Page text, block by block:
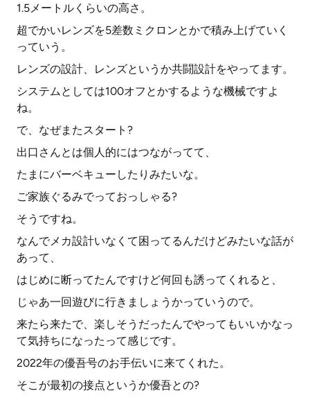
1.5メートルくらいの高さ。
超でかいレンズを5差数ミクロンとかで積み上げていく
っていう。
レンズの設計、レンズというか共闘設計をやってます。
システムとしては100オフとかするような機械ですよ
ね。
で、なぜまたスタート?
出口さんとは個人的にはつながってて、
たまにバーベキューしたりみたいな。
ご家族ぐるみでっておっしゃる?
そうですね。
なんでメカ設計いなくて困ってるんだけどみたいな話が
あって、
はじめに断ってたんですけど何回も誘ってくれると、
じゃあ一回遊びに行きましょうかっていうので。
来たら来たで、楽しそうだったんでやってもいいかなっ
て気持ちになったって感じです。
2022年の優吾号のお手伝いに来てくれた。
そこが最初の接点というか優吾との?